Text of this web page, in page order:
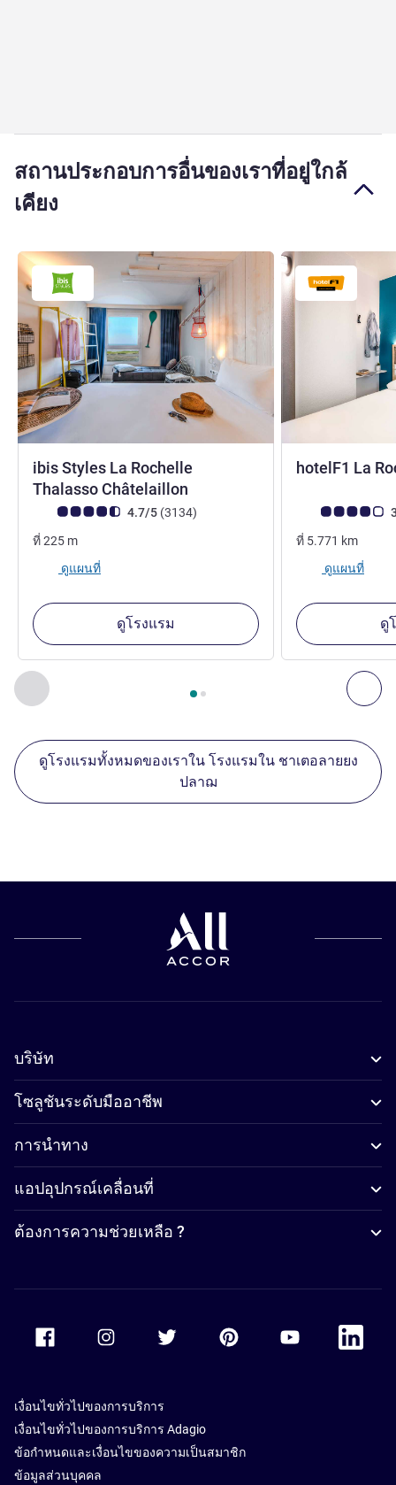
สถานประกอบการอื่นของเราที่อยู่ใกล้
เคียง
ก่อนหน้า - สถานประกอบการอื่นของเราที่อยู่ใกล้เคียง ถั
หน้า1 , สถานประกอบการอื่นของเราที่อยู่ใกล้เคียง 1 :,
ibis Styles La Rochelle
Thalasso Châtelaillon
คะแนนความคิดเห็นจากแขก (เรทติ้งบน ALL)
4.7/5 (3134รีวิว รายการ
)
ที่225 m
ดูแผนที่
ดูโรงแรม
hotelF1 La
คะแนนความคิดเ
ที่ 5.771 km
ดูแผนที่
ดู
ดูโรงแรมทั้งหมดของเราใน โรงแรมใน ชาเตอลายยง
ปลาฌ
บริษัท
โซลูชันระดับมืออาชีพ
การนำทาง
แอปอุปกรณ์เคลื่อนที่
ต้องการความช่วยเหลือ ?
Accor Facebook Accor TwitterAccor PinterestAccor Youtube
Accor
เงื่อนไขทั่วไปของการบริการ
เงื่อนไขทั่วไปของการบริการ Adagio
ข้อกำหนดและเงื่อนไขของความเป็นสมาชิก
ข้อมูลส่วนบุคคล